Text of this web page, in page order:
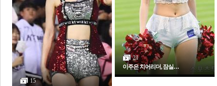
15
21
이주은 치어리더, 잠실…